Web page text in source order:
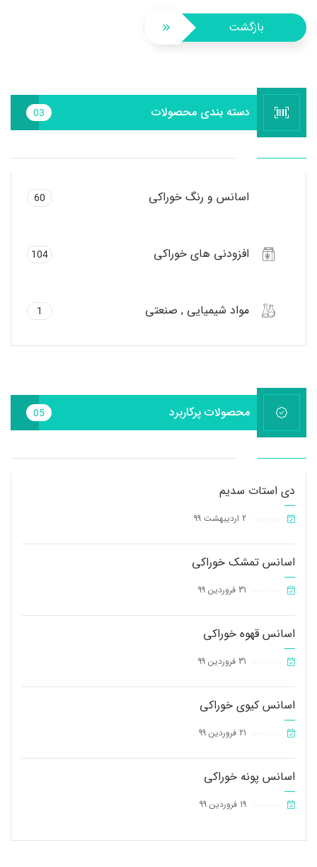
بازگشت
دسته بندی محصولات 03
اسانس و رنگ خوراکی 60
افزودنی های خوراکی 104
مواد شیمیایی , صنعتی 1
محصولات پرکاربرد 05
دی استات سدیم
اسانس تمشک خوراکی
اسانس قهوه خوراکی
اسانس کیوی خوراکی
اسانس پونه خوراکی